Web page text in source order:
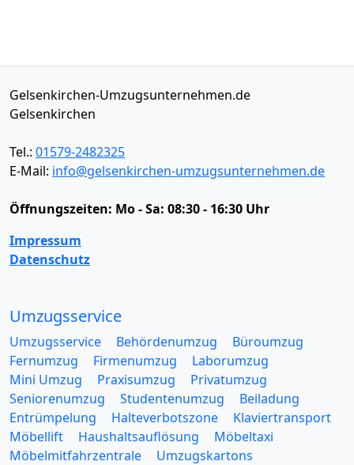
Gelsenkirchen-Umzugsunternehmen.de
Gelsenkirchen
Tel.: 01579-2482325
E-Mail: info@gelsenkirchen-umzugsunternehmen.de
Öffnungszeiten: Mo - Sa: 08:30 - 16:30 Uhr
Impressum
Datenschutz
Umzugsservice
Umzugsservice Behördenumzug
Büroumzug
Fernumzug
Firmenumzug
Laborumzug
Mini Umzug
Praxisumzug
Privatumzug
Seniorenumzug
Studentenumzug
Beiladung
Entrümpelung
Halteverbotszone
Klaviertransport
Möbellift
Haushaltsauflösung
Möbeltaxi
Möbelmitfahrzentrale
Umzugskartons